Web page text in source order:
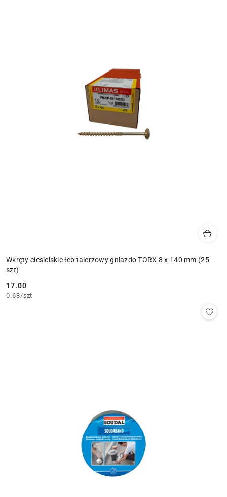
Wkręty ciesielskie łeb talerzowy gniazdo TORX 8 x 140 mm (25
szt)
Cena:
17.00
0.68/szt